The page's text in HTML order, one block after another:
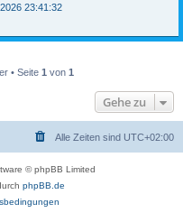
23:41:32
• Seite 1 von 1
Gehe zu
Alle Zeiten sind UTC+02:00
© phpBB Limited
phpBB.de